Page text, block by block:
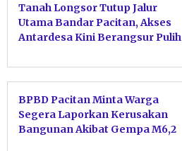
Tanah Longsor Tutup Jalur
Utama Bandar Pacitan, Akses
Antardesa Kini Berangsur Pulih
BPBD Pacitan Minta Warga
Segera Laporkan Kerusakan
Bangunan Akibat Gempa M6,2